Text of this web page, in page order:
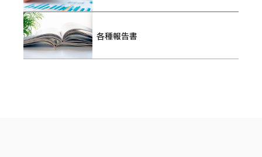
各種報告書